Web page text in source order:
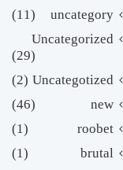
uncategory
(11)
Uncategorized
(29)
Uncategotized
(2)
new
(46)
roobet
(1)
brutal
(1)